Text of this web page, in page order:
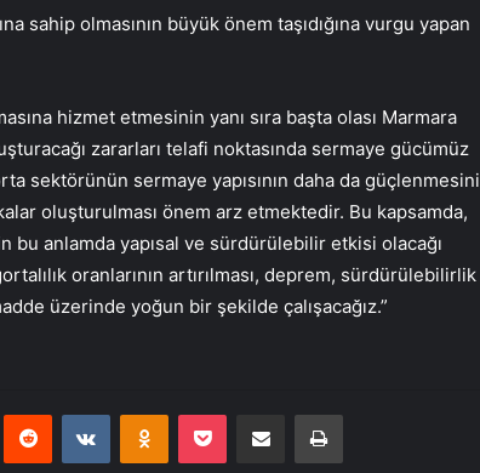
sahip olmasının büyük önem taşıdığına vurgu yapan
hizmet etmesinin yanı sıra başta olası Marmara
zararları telafi noktasında sermaye gücümüz
sektörünün sermaye yapısının daha da güçlenmesini
oluşturulması önem arz etmektedir. Bu kapsamda,
anlamda yapısal ve sürdürülebilir etkisi olacağı
oranlarının artırılması, deprem, sürdürülebilirlik
üzerinde yoğun bir şekilde çalışacağız.”​​​​​​​
Reddit VKontakteOdnoklassniki
Pocket E-Posta ile paylaş Yazdır